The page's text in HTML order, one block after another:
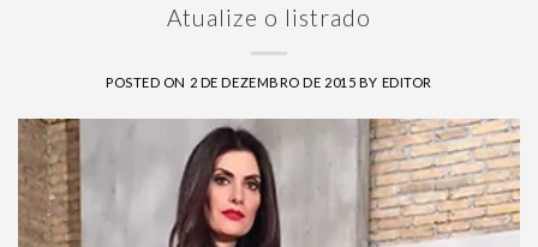
Atualize o listrado
POSTED ON 2 DE DEZEMBRO DE 2015 BY EDITOR